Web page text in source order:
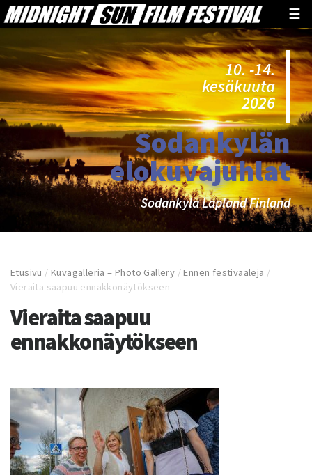
☰
10. -14.
kesäkuuta
2026
Sodankylän
elokuvajuhlat
Sodankylä Lapland Finland
Etusivu /Kuvagalleria – Photo Gallery /Ennen festivaaleja /
Vieraita saapuu ennakkonäytökseen
Vieraita saapuu
ennakkonäytökseen